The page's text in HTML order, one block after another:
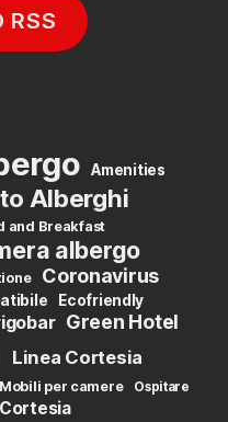
RSS
Amenities
Alberghi
and Breakfast
albergo
Coronavirus
Ecofriendly
Green Hotel
Linea Cortesia
Mobili per camere Ospitare